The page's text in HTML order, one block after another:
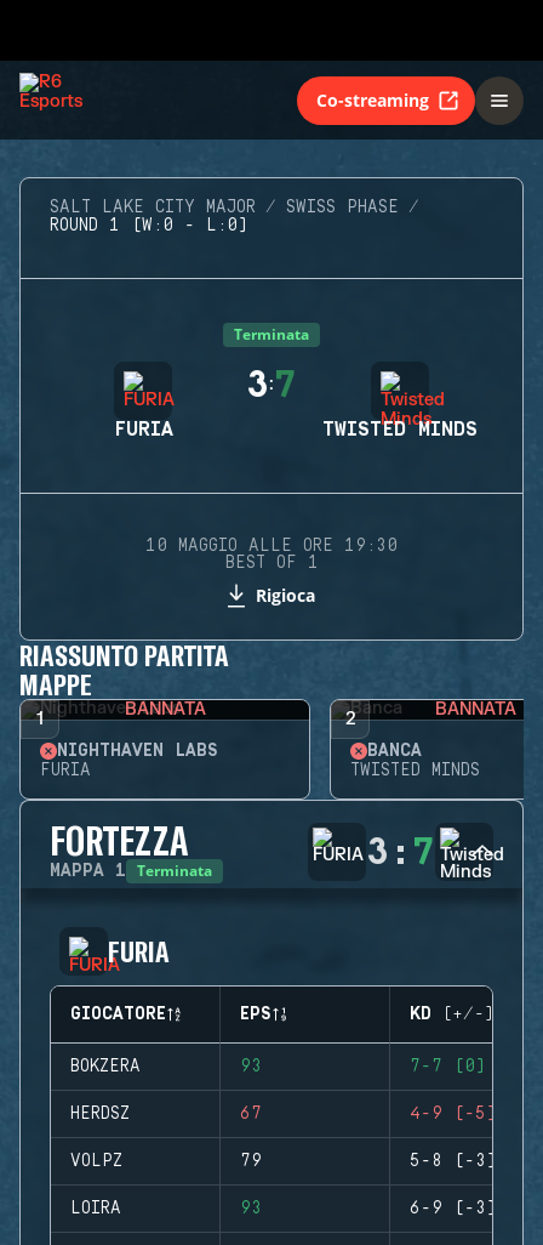
Co-streaming
SALT LAKE CITY MAJOR
SWISS PHASE
ROUND 1 (W:0 - L:0)
Terminata
FURIA
3:7
TWISTED MINDS
10 MAGGIO ALLE ORE 19:30
BEST OF 1
Rigioca
RIASSUNTO PARTITA
MAPPE
1 BANNATA
NIGHTHAVEN LABS
FURIA
2 BANNATA
BANCA
TWISTED MINDS
FORTEZZA
MAPPA 1 Terminata 3 : 7
FURIA
GIOCATORE EPS KD (+/-)
BOKZERA 93 7-7 (0)
HERDSZ 67 4-9 (-5)
VOLPZ 79 5-8 (-3)
LOIRA 93 6-9 (-3)